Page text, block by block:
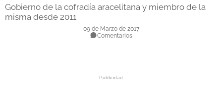
DEPORTE BASE
Gobierno de la cofradía aracelitana y miembro de la
misma desde 2011
09 de Marzo de 2017
Comentarios